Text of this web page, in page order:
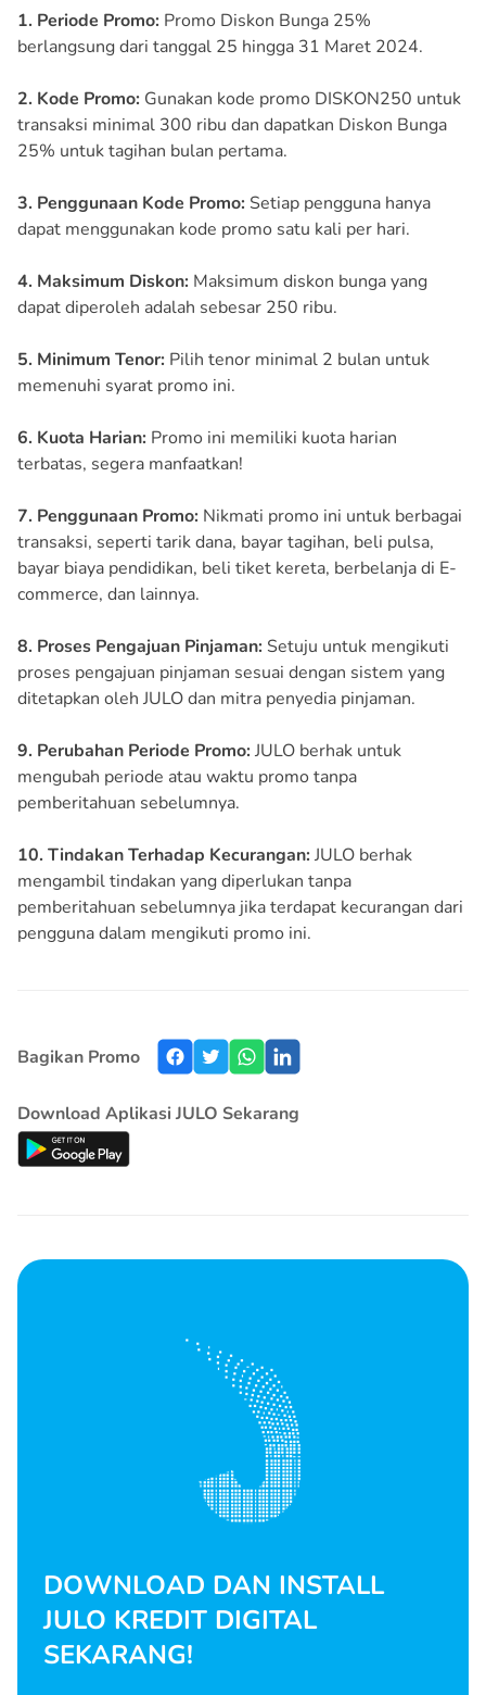
1. Periode Promo: Promo Diskon Bunga 25%
berlangsung dari tanggal 25 hingga 31 Maret 2024.
2. Kode Promo: Gunakan kode promo DISKON250 untuk
transaksi minimal 300 ribu dan dapatkan Diskon Bunga
25% untuk tagihan bulan pertama.
3. Penggunaan Kode Promo: Setiap pengguna hanya
dapat menggunakan kode promo satu kali per hari.
4. Maksimum Diskon: Maksimum diskon bunga yang
dapat diperoleh adalah sebesar 250 ribu.
5. Minimum Tenor: Pilih tenor minimal 2 bulan untuk
memenuhi syarat promo ini.
6. Kuota Harian: Promo ini memiliki kuota harian
terbatas, segera manfaatkan!
7. Penggunaan Promo: Nikmati promo ini untuk berbagai
transaksi, seperti tarik dana, bayar tagihan, beli pulsa,
bayar biaya pendidikan, beli tiket kereta, berbelanja di E-
commerce, dan lainnya.
8. Proses Pengajuan Pinjaman: Setuju untuk mengikuti
proses pengajuan pinjaman sesuai dengan sistem yang
ditetapkan oleh JULO dan mitra penyedia pinjaman.
9. Perubahan Periode Promo:JULO berhak untuk
mengubah periode atau waktu promo tanpa
pemberitahuan sebelumnya.
10. Tindakan Terhadap Kecurangan:JULO berhak
mengambil tindakan yang diperlukan tanpa
pemberitahuan sebelumnya jika terdapat kecurangan dari
pengguna dalam mengikuti promo ini.
Bagikan Promo
Download Aplikasi JULO Sekarang
DOWNLOAD DAN INSTALL
JULO KREDIT DIGITAL
SEKARANG!